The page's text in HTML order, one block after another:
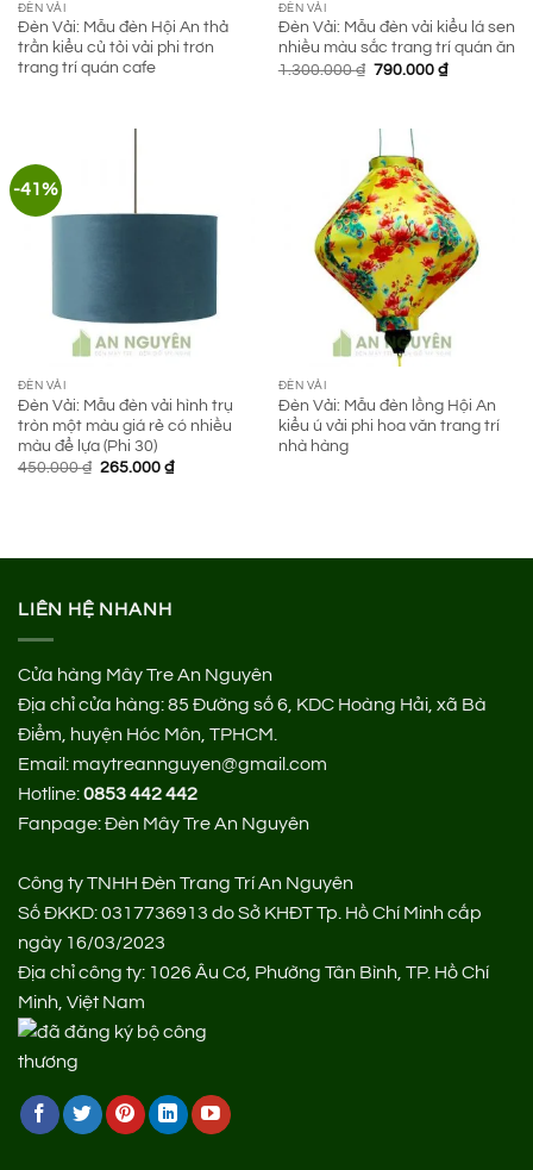
ĐÈN VẢI
Đèn Vải: Mẫu đèn Hội An thả
trần kiểu củ tỏi vải phi trơn
trang trí quán cafe
ĐÈN VẢI
Đèn Vải: Mẫu đèn vải kiểu lá sen
nhiều màu sắc trang trí quán ăn
1.300.000₫ Giá
790.000 ₫Giá
-41%
ĐÈN VẢI
Đèn Vải: Mẫu đèn vải hình trụ
tròn một màu giá rẻ có nhiều
màu để lựa (Phi 30)
450.000₫ Giá
265.000 ₫Giá
ĐÈN VẢI
Đèn Vải: Mẫu đèn lồng Hội An
kiểu ú vải phi hoa văn trang trí
nhà hàng
LIÊN HỆ NHANH
Cửa hàng Mây Tre An Nguyên
Địa chỉ cửa hàng:85 Đường số 6, KDC Hoàng Hải, xã Bà
Điểm, huyện Hóc Môn, TPHCM.
Email: maytreannguyen@gmail.com
Hotline:0853 442 442
Fanpage:Đèn Mây Tre An Nguyên
Công ty TNHH Đèn Trang Trí An Nguyên
Số ĐKKD: 0317736913 do Sở KHĐT Tp. Hồ Chí Minh cấp
ngày 16/03/2023
Địa chỉ công ty: 1026 Âu Cơ, Phường Tân Bình, TP. Hồ Chí
Minh, Việt Nam